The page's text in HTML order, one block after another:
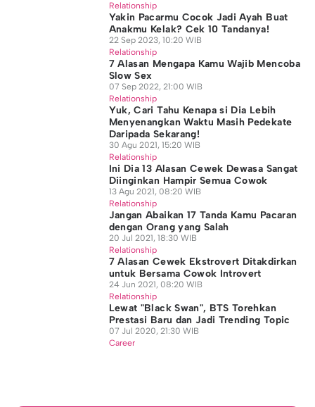
Relationship
Yakin Pacarmu Cocok Jadi Ayah Buat
Anakmu Kelak? Cek 10 Tandanya!
22 Sep 2023, 10:20 WIB
Relationship
7 Alasan Mengapa Kamu Wajib Mencoba
Slow Sex
07 Sep 2022, 21:00 WIB
Relationship
Yuk, Cari Tahu Kenapa si Dia Lebih
Menyenangkan Waktu Masih Pedekate
Daripada Sekarang!
30 Agu 2021, 15:20 WIB
Relationship
Ini Dia 13 Alasan Cewek Dewasa Sangat
Diinginkan Hampir Semua Cowok
13 Agu 2021, 08:20 WIB
Relationship
Jangan Abaikan 17 Tanda Kamu Pacaran
dengan Orang yang Salah
20 Jul 2021, 18:30 WIB
Relationship
7 Alasan Cewek Ekstrovert Ditakdirkan
untuk Bersama Cowok Introvert
24 Jun 2021, 08:20 WIB
Relationship
Lewat "Black Swan", BTS Torehkan
Prestasi Baru dan Jadi Trending Topic
07 Jul 2020, 21:30 WIB
Career